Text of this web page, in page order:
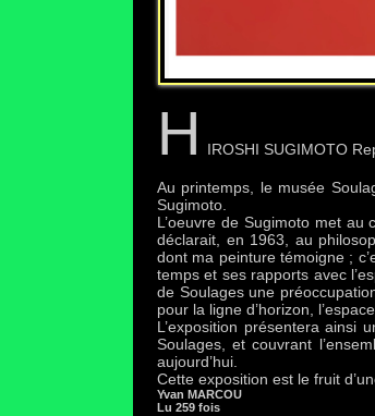
H IROSHI SUGIMOTO
Au printemps, le musée
Sugimoto.
L’oeuvre de Sugimoto met
déclarait, en 1963, au
dont ma peinture témoigne ;
temps et ses rapports avec
de Soulages une
pour la ligne d’horizon,
L’exposition présentera ainsi
Soulages, et couvrant
aujourd’hui.
Cette exposition est le fruit
Yvan MARCOU
Lu 259 fois